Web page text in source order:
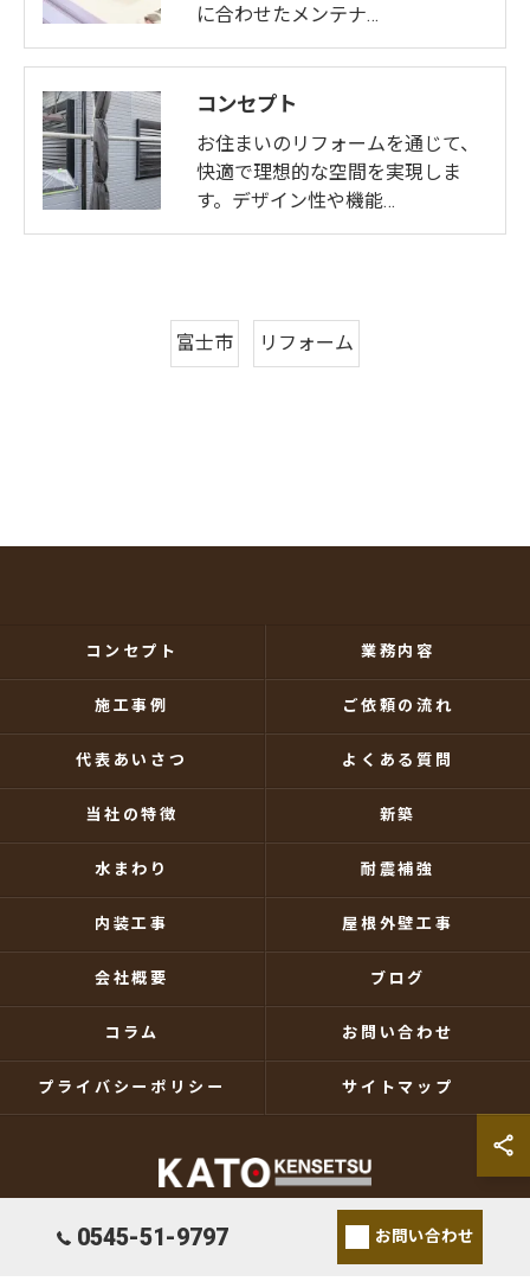
に合わせたメンテナ…
コンセプト
お住まいのリフォームを通じて、
快適で理想的な空間を実現しま
す。デザイン性や機能…
富士市 リフォーム
0545-51-9797 お問い合わせ
コンセプト 業務内容
施工事例 ご依頼の流れ
代表あいさつ よくある質問
当社の特徴 新築
水まわり 耐震補強
内装工事 屋根外壁工事
会社概要 ブログ
コラム お問い合わせ
プライバシーポリシー サイトマップ
© 2026 静岡県富士市のリフォームなら加藤建設株式会社 ALL RIGHTS